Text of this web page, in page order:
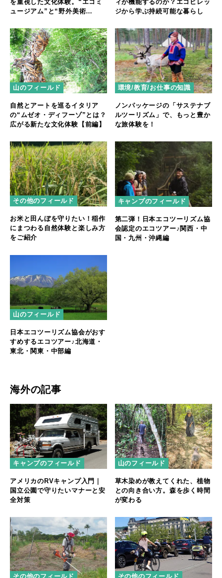
を重視した文化体験。“エコミ
ュージアム”と“野外美術
ィが機能するのか？エコビレッ
ジから学ぶ持続可能な暮らし
山のフィールド
自然とアートを巡るイタリア
の“ムゼオ・ディフーゾ”とは？
広がる新たな文化体験【前編】
環境/教育/お仕事の知識
ノンパッケージの「サステナブ
ルツーリズム」で、もっと豊か
な旅体験を！
その他のフィールド
お米と田んぼを守りたい！稲作
にまつわる自然体験と楽しみ方
をご紹介
キャンプのフィールド
第二弾！日本エコツーリズム協
会認定のエコツアー♪関西・中
国・九州・沖縄編
山のフィールド
日本エコツーリズム協会がおす
すめするエコツアー♪北海道・
東北・関東・中部編
海外の記事
キャンプのフィールド
アメリカのRVキャンプ入門｜
国立公園で守りたいマナーと安
全対策
山のフィールド
草木染めが教えてくれた、植物
との向き合い方。森を歩く時間
が変わる
その他のフィールド その他のフィールド